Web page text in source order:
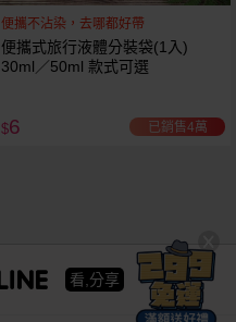
便攜不沾染，去哪都好帶
便攜式旅行液體分裝袋(1入)
30ml／50ml 款式可選
$6 已銷售4萬
看,分享